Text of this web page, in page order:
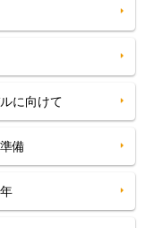
に向けて
備